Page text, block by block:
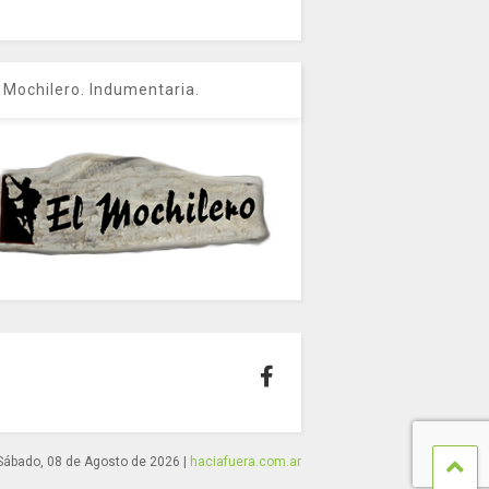
Mochilero. Indumentaria.
08 de Agosto de 2026 haciafuera.com.ar